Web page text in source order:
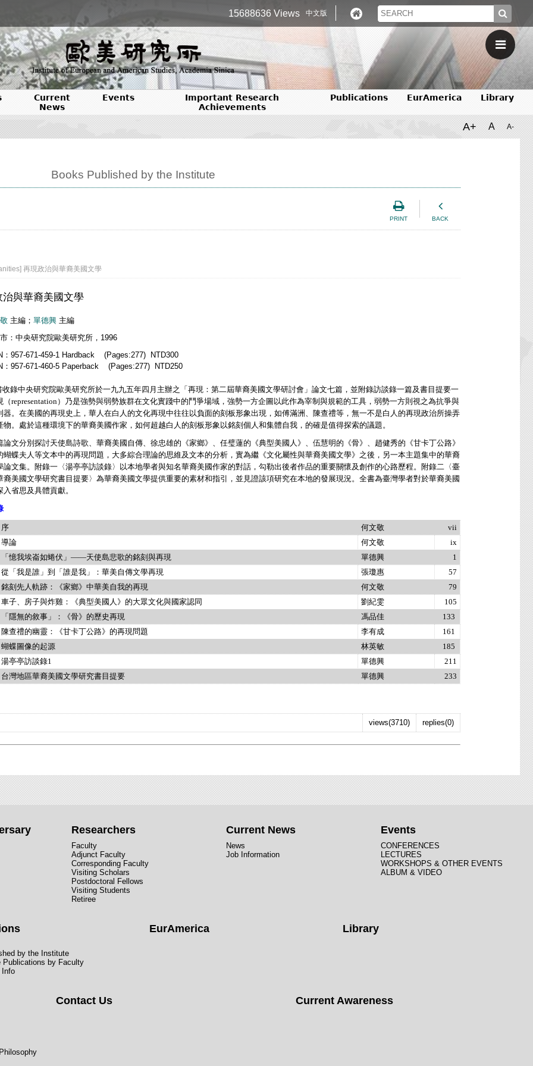
15688636 Views 中文版
Current
News
Events
Important Research
Achievements
Publications EurAmerica Library
A+ A A-
Books Published by the Institute
PRINT BACK
再現政治與華裔美國文學
治與華裔美國文學
主編； 單德興 主編
：中央研究院歐美研究所，1996
：957-671-459-1 Hardback (Pages:277) NTD300
：957-671-460-5 Paperback (Pages:277) NTD250
收錄中央研究院歐美研究所於一九九五年四月主辦之「再現：第二屆華裔美國文學研討會」論文七篇，並附錄訪談錄一篇及書目提要一
（representation）乃是強勢與弱勢族群在文化實踐中的鬥爭場域，強勢一方企圖以此作為宰制與規範的工具，弱勢一方則視之為抗爭與
器。在美國的再現史上，華人在白人的文化再現中往往以負面的刻板形象出現，如傅滿洲、陳查禮等，無一不是白人的再現政治所操弄
物。處於這種環境下的華裔美國作家，如何超越白人的刻板形象以銘刻個人和集體自我，的確是值得探索的議題。
分別探討天使島詩歌、華裔美國自傳、徐忠雄的《家鄉》、任璧蓮的《典型美國人》、伍慧明的《骨》、趙健秀的《甘卡丁公路》
蝴蝶夫人等文本中的再現問題，大多綜合理論的思維及文本的分析，實為繼《文化屬性與華裔美國文學》之後，另一本主題集中的華裔
論文集。附錄一〈湯亭亭訪談錄〉以本地學者與知名華裔美國作家的對話，勾勒出後者作品的重要關懷及創作的心路歷程。附錄二〈臺
裔美國文學研究書目提要〉為華裔美國文學提供重要的素材和指引，並見證該項研究在本地的發展現況。全書為臺灣學者對於華裔美國
入省思及具體貢獻。
序 何文敬
vii
導論 何文敬
ix
「憶我埃崙如蜷伏」——天使島悲歌的銘刻與再現 單德興
1
從「我是誰」到「誰是我」：華美自傳文學再現 張瓊惠
57
銘刻先人軌跡：《家鄉》中華美自我的再現 何文敬
79
車子、房子與炸雞：《典型美國人》的大眾文化與國家認同 劉紀雯
105
「隱無的敘事」：《骨》的歷史再現 馮品佳
133
陳查禮的幽靈：《甘卡丁公路》的再現問題 李有成
161
蝴蝶圖像的起源 林英敏
185
湯亭亭訪談錄1 單德興
211
台灣地區華裔美國文學研究書目提要 單德興 233
replies(0)
views(3710)
Researchers
Faculty
Adjunct Faculty
Corresponding Faculty
Visiting Scholars
Postdoctoral Fellows
Visiting Students
Retiree
Current News
News
Job Information
Events
CONFERENCES
LECTURES
WORKSHOPS & OTHER EVENTS
ALBUM & VIDEO
by the Institute
Publications by Faculty
Info
EurAmerica Library
Contact Us Current Awareness